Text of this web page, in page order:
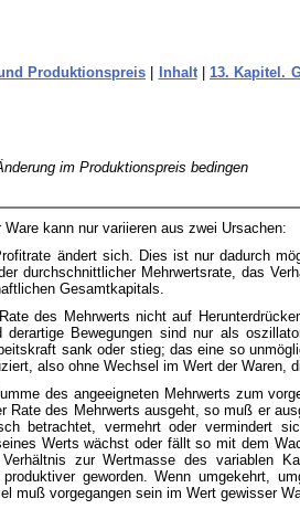
Produktionspreis Inhalt| 13. Kapitel.
im Produktionspreis bedingen
kann nur variieren aus zwei Ursachen:
ändert sich. Dies ist nur dadurch
durchschnittlicher Mehrwertsrate, das
Gesamtkapitals.
des Mehrwerts nicht auf
derartige Bewegungen sind nur als
sank oder stieg; das eine so
also ohne Wechsel im Wert der Waren,
des angeeigneten Mehrwerts zum
Rate des Mehrwerts ausgeht, so muß er
betrachtet, vermehrt oder vermindert
Werts wächst oder fällt so mit dem
zur Wertmasse des variablen
geworden. Wenn umgekehrt,
muß vorgegangen sein im Wert gewisser